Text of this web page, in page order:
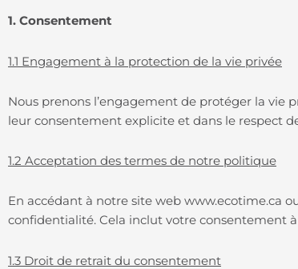
1. Consentement
1.1 Engagement à la protection de la vie privée
Nous prenons l’engagement de protéger la vie
leur consentement explicite et dans le respect
1.2 Acceptation des termes de notre politique
En accédant à notre site web www.ecotime.ca
confidentialité. Cela inclut votre consentement
1.3 Droit de retrait du consentement